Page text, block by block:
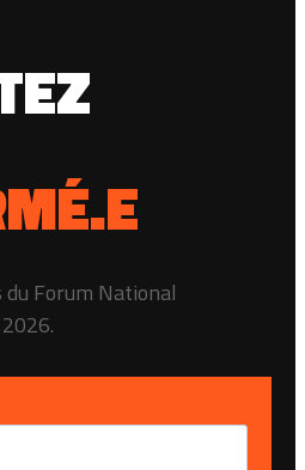
Forum National